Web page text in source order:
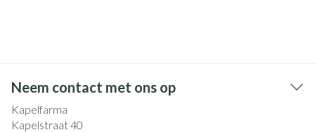
Neem contact met ons op
Kapelfarma
Kapelstraat 40